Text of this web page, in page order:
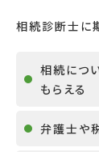
相続診断士に
相続につ
もらえる
弁護士や